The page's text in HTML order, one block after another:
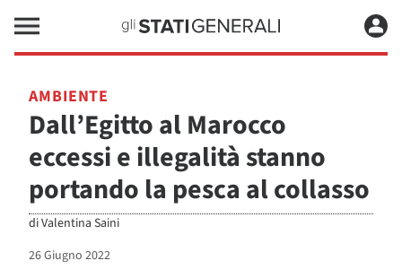
AMBIENTE
Dall’Egitto al Marocco
eccessi e illegalità stanno
portando la pesca al collasso
diValentina Saini
26 Giugno 2022